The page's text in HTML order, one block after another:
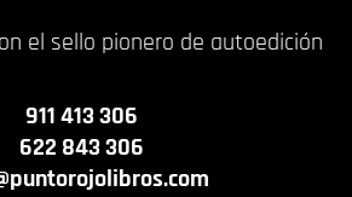
el sello pionero de autoedición
911 413 306
622 843 306